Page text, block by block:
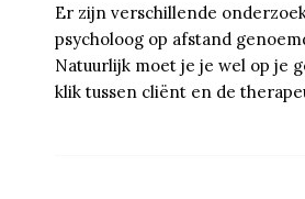
Er zijn verschillende
psycholoog op afstand
Natuurlijk moet je je wel op je
klik tussen cliënt en de